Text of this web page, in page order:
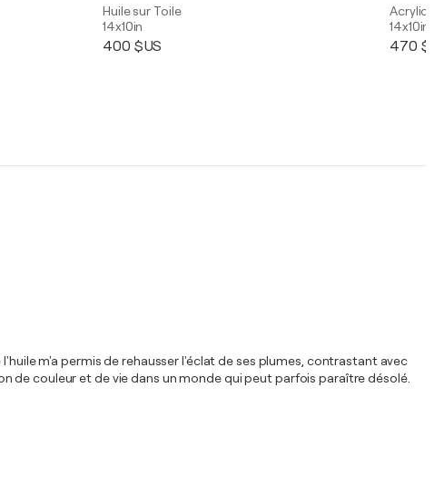
Huile sur Toile
14x10in
400 $US
14x10in
470
m'a permis de rehausser l'éclat de ses plumes, contrastant avec
de couleur et de vie dans un monde qui peut parfois paraître désolé.